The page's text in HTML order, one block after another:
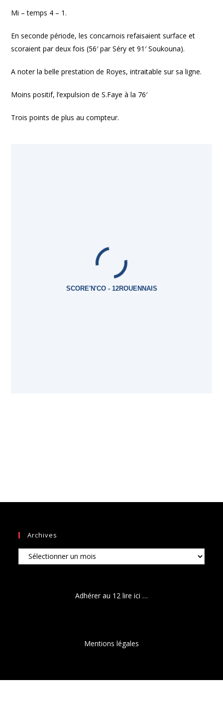
Mi – temps 4 – 1.
En seconde période, les concarnois refaisaient surface et
scoraient par deux fois (56′ par Séry et 91′ Soukouna).
A noter la belle prestation de Royes, intraitable sur sa ligne.
Moins positif, l’expulsion de S.Faye à la 76′
Trois points de plus au compteur.
SCORE'N'CO - 12ROUENNAIS
Archives
Archives
Adhérer au 12 lire ici …
Mentions légales